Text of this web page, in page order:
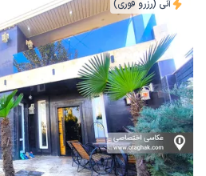
آنی (رزرو فوری)